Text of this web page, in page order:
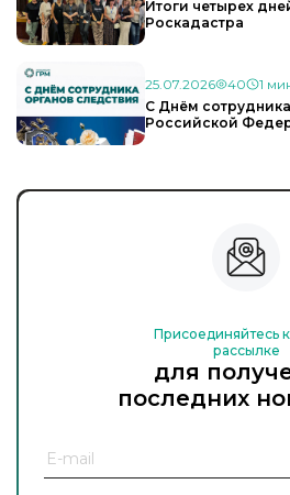
Итоги четырех
Роскадастра
25.07.2026 40
1
С Днём
Российской
Присоединяйтесь
рассылке
для
последних